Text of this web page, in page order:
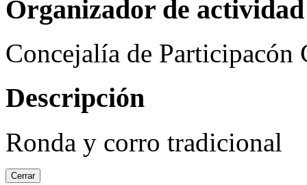
Organizador de actividad
Concejalía de Participacón
Descripción
Ronda y corro tradicional
Cerrar